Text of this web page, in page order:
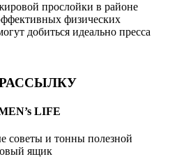
прослойки в районе
физических
добиться идеально пресса
LIFE
советы и тонны полезной
ящик